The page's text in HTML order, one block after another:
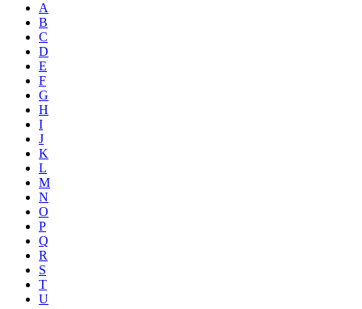
A
B
C
D
E
F
G
H
I
J
K
L
M
N
O
P
Q
R
S
T
U